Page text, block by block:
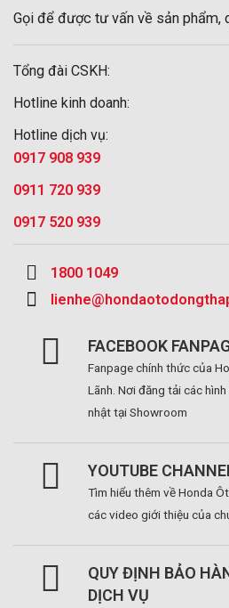
Gọi để được tư vấn về sản phẩm,
Tổng đài CSKH:
Hotline kinh doanh:
Hotline dịch vụ:
0917 908 939
0911 720 939
0917 520 939
1800 1049
FACEBOOK
Fanpage chính thức của
Lãnh. Nơi đăng tải các
nhật tại Showroom
YOUTUBE
Tìm hiểu thêm về Honda
các video giới thiệu của
QUY ĐỊNH BẢO
DỊCH VỤ